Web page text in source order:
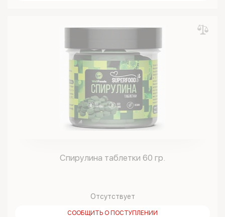
Спирулина таблетки 60 гр.
Отсутствует
СООБЩИТЬ О ПОСТУПЛЕНИИ